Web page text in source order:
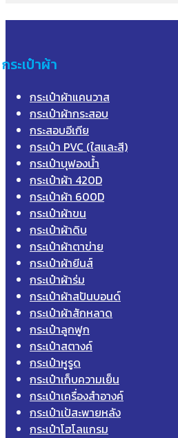
กระเป๋าผ้า
กระเป๋าผ้าแคนวาส
กระเป๋าผ้ากระสอบ
กระสอบอีเกีย
กระเป๋า PVC (ใสและสี)
กระเป๋าบุฟองน้ำ
กระเป๋าผ้า 420D
กระเป๋าผ้า 600D
กระเป๋าผ้าขน
กระเป๋าผ้าดิบ
กระเป๋าผ้าตาข่าย
กระเป๋าผ้ายีนส์
กระเป๋าผ้าร่ม
กระเป๋าผ้าสปันบอนด์
กระเป๋าผ้าสักหลาด
กระเป๋าลูกฟูก
กระเป๋าสตางค์
กระเป๋าหูรูด
กระเป๋าเก็บความเย็น
กระเป๋าเครื่องสำอางค์
กระเป๋าเป้สะพายหลัง
กระเป๋าโฮโลแกรม